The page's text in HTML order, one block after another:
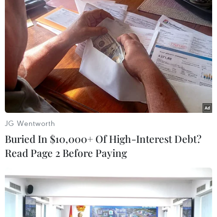
#Phòng chống dịch bệnh #Bộ Y tế
Theo dõi VietnamPlus
JG Wentworth
Buried In $10,000+ Of High-Interest Debt?
Read Page 2 Before Paying